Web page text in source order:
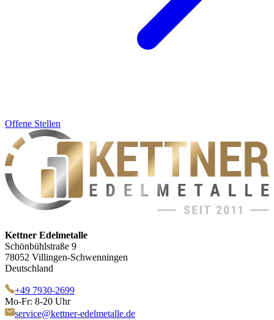
Offene Stellen
Kettner Edelmetalle
Schönbühlstraße 9
78052 Villingen-Schwenningen
Deutschland
+49 7930-2699
Mo-Fr: 8-20 Uhr
service@kettner-edelmetalle.de